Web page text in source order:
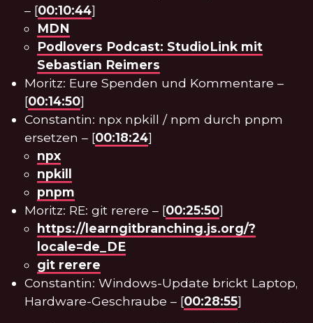
– [00:10:44]
MDN
Podlovers Podcast: StudioLink mit
Sebastian Reimers
Moritz: Eure Spenden und Kommentare –
[00:14:50]
Constantin: npx npkill / npm durch pnpm
ersetzen – [00:18:24]
npx
npkill
pnpm
Moritz: RE: git rerere – [00:25:50]
https://learngitbranching.js.org/?
locale=de_DE
git rerere
Constantin: Windows-Update brickt Laptop,
Hardware-Geschraube – [00:28:55]